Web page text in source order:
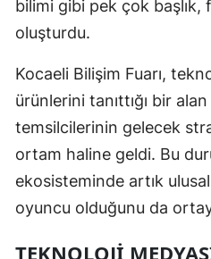
bilimi gibi pek çok başlık,
oluşturdu.
Kocaeli Bilişim Fuarı,
ürünlerini tanıttığı bir
temsilcilerinin gelecek
ortam haline geldi. Bu
ekosisteminde artık
oyuncu olduğunu da
TEKNOLOJI